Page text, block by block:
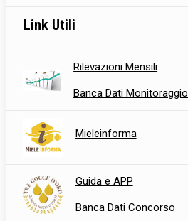
Link Utili
Rilevazioni Mensili
Banca Dati Monitoraggio
Mieleinforma
Guida e APP
Banca Dati Concorso